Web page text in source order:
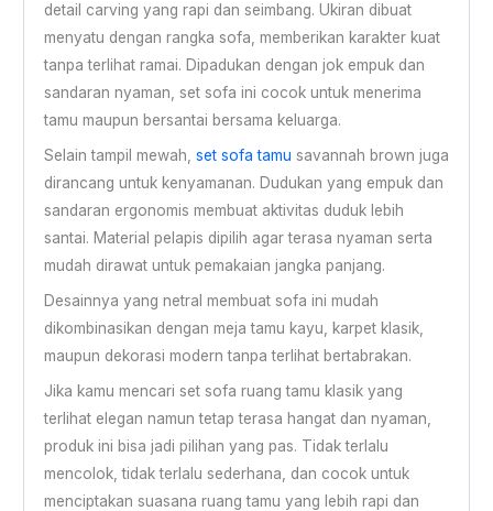
detail carving yang rapi dan seimbang. Ukiran dibuat
menyatu dengan rangka sofa, memberikan karakter kuat
tanpa terlihat ramai. Dipadukan dengan jok empuk dan
sandaran nyaman, set sofa ini cocok untuk menerima
tamu maupun bersantai bersama keluarga.
Selain tampil mewah, set sofa tamu savannah brown juga
dirancang untuk kenyamanan. Dudukan yang empuk dan
sandaran ergonomis membuat aktivitas duduk lebih
santai. Material pelapis dipilih agar terasa nyaman serta
mudah dirawat untuk pemakaian jangka panjang.
Desainnya yang netral membuat sofa ini mudah
dikombinasikan dengan meja tamu kayu, karpet klasik,
maupun dekorasi modern tanpa terlihat bertabrakan.
Jika kamu mencari set sofa ruang tamu klasik yang
terlihat elegan namun tetap terasa hangat dan nyaman,
produk ini bisa jadi pilihan yang pas. Tidak terlalu
mencolok, tidak terlalu sederhana, dan cocok untuk
menciptakan suasana ruang tamu yang lebih rapi dan